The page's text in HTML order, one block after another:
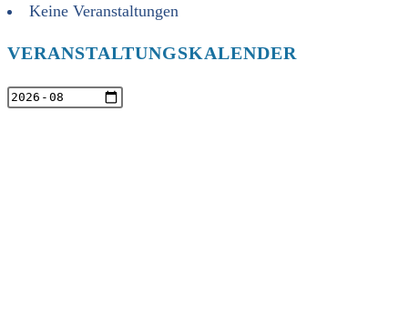
Keine Veranstaltungen
VERANSTALTUNGSKALENDER